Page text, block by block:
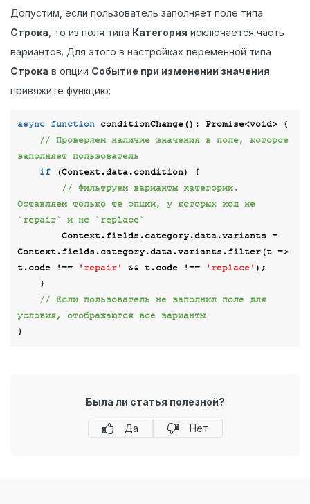
Допустим, если пользователь заполняет поле типа
Строка , то из поля типа Категория исключается часть
вариантов. Для этого в настройках переменной типа
Строка в опции Событие при изменении значения
привяжите функцию:
async function conditionChange(): Promise<void>
{
// Проверяем наличие значения в поле, которое
заполняет пользователь
if (Context.data.condition) {
// Фильтруем варианты категории.
Оставляем только те опции, у которых код не
`repair` и не `replace`
Context.fields.category.data.variants.filter(t =>
t.code !==
'repair' && t.code !== 'replace' );
// Если пользователь не заполнил поле для
условия, отображаются все варианты
Была ли статья полезной?
Да Нет